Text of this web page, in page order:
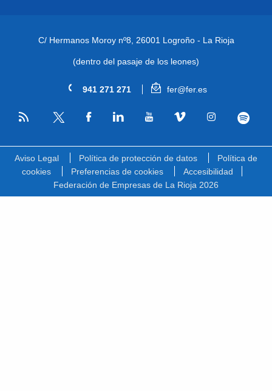
C/ Hermanos Moroy nº8, 26001 Logroño - La Rioja
(dentro del pasaje de los leones)
941 271 271 fer@fer.es
RSS
Aviso Legal Política de protección de datos
Política de
cookies
Preferencias de cookies
Accesibilidad
Federación de Empresas de La Rioja 2026